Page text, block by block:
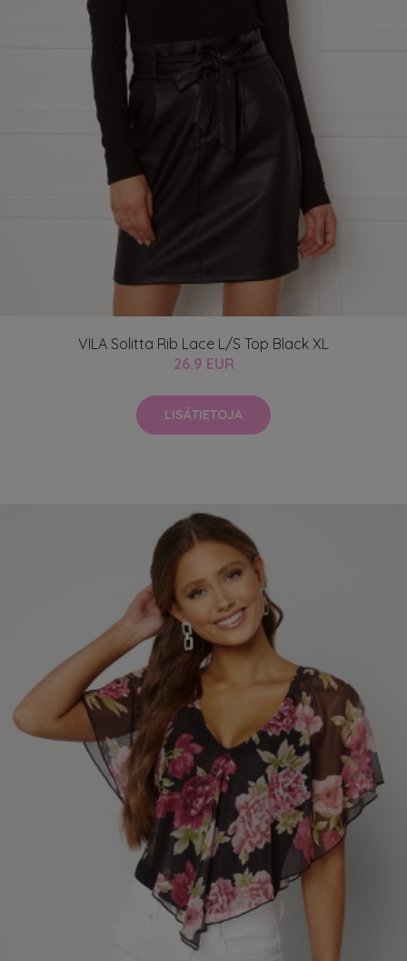
VILA Solitta Rib Lace L/S Top Black XL
26.9 EUR
LISÄTIETOJA